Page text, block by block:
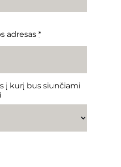
adresas *
į kurį bus siunčiami